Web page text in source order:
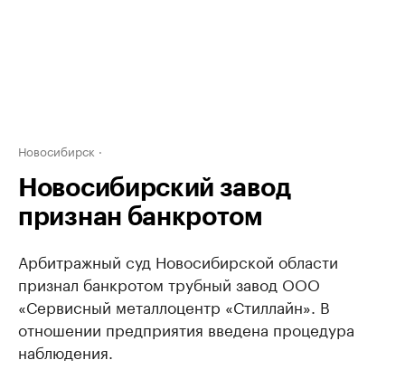
Новосибирск
Новосибирский завод
признан банкротом
Арбитражный суд Новосибирской области
признал банкротом трубный завод ООО
«Сервисный металлоцентр «Стиллайн». В
отношении предприятия введена процедура
наблюдения.